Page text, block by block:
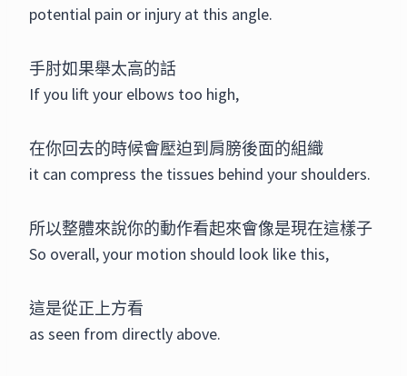
potential pain or injury at this angle.
手肘如果舉太高的話
If you lift your elbows too high,
在你回去的時候會壓迫到肩膀後面的組織
it can compress the tissues behind your shoulders.
所以整體來說你的動作看起來會像是現在這樣子
So overall, your motion should look like this,
這是從正上方看
as seen from directly above.